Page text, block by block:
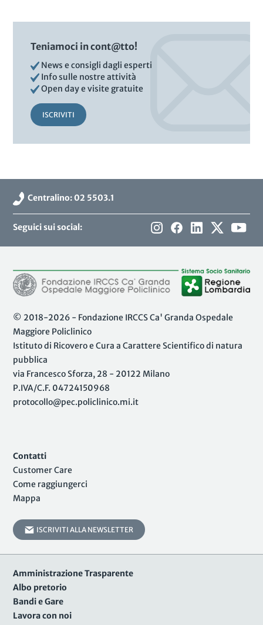
Teniamoci in cont@tto!
News e consigli dagli esperti
Info sulle nostre attività
Open day e visite gratuite
ISCRIVITI
Centralino: 02 5503.1
Seguici sui social:
© 2018-2026 - Fondazione IRCCS Ca' Granda Ospedale
Maggiore Policlinico
Istituto di Ricovero e Cura a Carattere Scientifico di natura
pubblica
via Francesco Sforza, 28 - 20122 Milano
P.IVA/C.F. 04724150968
protocollo@pec.policlinico.mi.it
Contatti
Customer Care
Come raggiungerci
Mappa
ISCRIVITI ALLA NEWSLETTER
Amministrazione Trasparente
Albo pretorio
Bandi e Gare
Lavora con noi